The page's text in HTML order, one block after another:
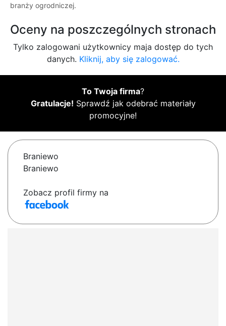
branży ogrodniczej.
Oceny na poszczególnych stronach
Tylko zalogowani użytkownicy maja dostęp do tych
danych. Kliknij, aby się zalogować.
To Twoja firma?
Gratulacje! Sprawdź jak odebrać materiały
promocyjne!
Braniewo
Braniewo
Zobacz profil firmy na